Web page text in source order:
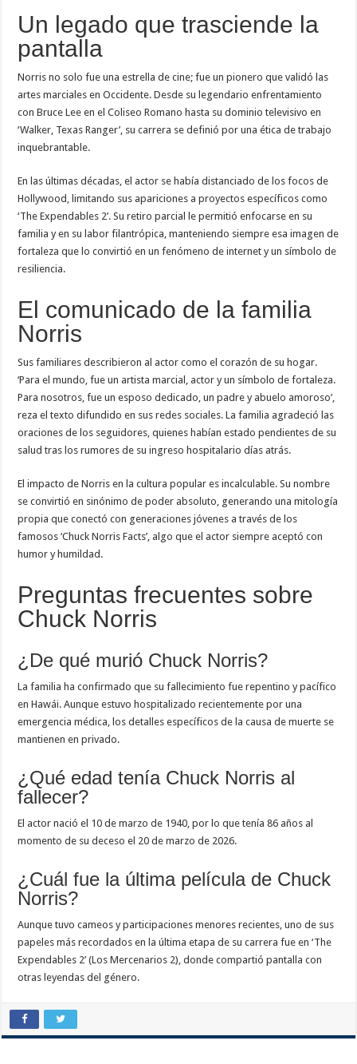
Un legado que trasciende la
pantalla
Norris no solo fue una estrella de cine; fue un pionero que validó las
artes marciales en Occidente. Desde su legendario enfrentamiento
con Bruce Lee en el Coliseo Romano hasta su dominio televisivo en
‘Walker, Texas Ranger’, su carrera se definió por una ética de trabajo
inquebrantable.
En las últimas décadas, el actor se había distanciado de los focos de
Hollywood, limitando sus apariciones a proyectos específicos como
‘The Expendables 2’. Su retiro parcial le permitió enfocarse en su
familia y en su labor filantrópica, manteniendo siempre esa imagen de
fortaleza que lo convirtió en un fenómeno de internet y un símbolo de
resiliencia.
El comunicado de la familia
Norris
Sus familiares describieron al actor como el corazón de su hogar.
‘Para el mundo, fue un artista marcial, actor y un símbolo de fortaleza.
Para nosotros, fue un esposo dedicado, un padre y abuelo amoroso’,
reza el texto difundido en sus redes sociales. La familia agradeció las
oraciones de los seguidores, quienes habían estado pendientes de su
salud tras los rumores de su ingreso hospitalario días atrás.
El impacto de Norris en la cultura popular es incalculable. Su nombre
se convirtió en sinónimo de poder absoluto, generando una mitología
propia que conectó con generaciones jóvenes a través de los
famosos ‘Chuck Norris Facts’, algo que el actor siempre aceptó con
humor y humildad.
Preguntas frecuentes sobre
Chuck Norris
¿De qué murió Chuck Norris?
La familia ha confirmado que su fallecimiento fue repentino y pacífico
en Hawái. Aunque estuvo hospitalizado recientemente por una
emergencia médica, los detalles específicos de la causa de muerte se
mantienen en privado.
¿Qué edad tenía Chuck Norris al
fallecer?
El actor nació el 10 de marzo de 1940, por lo que tenía 86 años al
momento de su deceso el 20 de marzo de 2026.
¿Cuál fue la última película de Chuck
Norris?
Aunque tuvo cameos y participaciones menores recientes, uno de sus
papeles más recordados en la última etapa de su carrera fue en ‘The
Expendables 2’ (Los Mercenarios 2), donde compartió pantalla con
otras leyendas del género.